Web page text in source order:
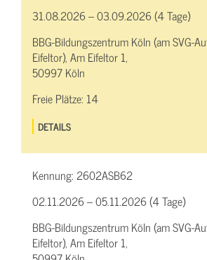
31.08.2026 – 03.09.2026 (4 Tage)
BBG-Bildungszentrum Köln (am SVG-
Eifeltor), Am Eifeltor 1,
50997 Köln
Freie Plätze: 14
DETAILS
Kennung:2602ASB62
02.11.2026 – 05.11.2026 (4 Tage)
BBG-Bildungszentrum Köln (am SVG-
Eifeltor), Am Eifeltor 1,